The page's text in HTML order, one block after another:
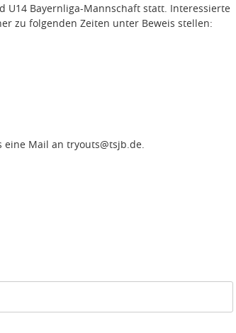
U14 Bayernliga-Mannschaft statt. Interessierte
zu folgenden Zeiten unter Beweis stellen:
Mail an tryouts@tsjb.de.